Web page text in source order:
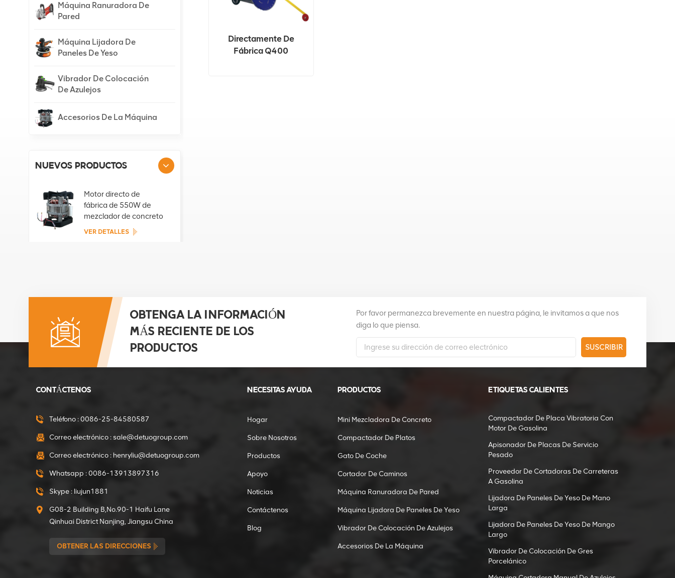
Directamente De
Fábrica Q400
Máquina Ranuradora De
Pared
Máquina Lijadora De
Paneles De Yeso
Vibrador De Colocación
De Azulejos
Accesorios De La Máquina
NUEVOS PRODUCTOS
Motor directo de
fábrica de 550W de
mezclador de concreto
portátil
VER DETALLES
portátil
VER DETALLES
Motor directo de
fábrica de 850W de
mezclador de concreto
portátil
VER DETALLES
de mini hormigonera
VER DETALLES
Directo de fábrica
engranajes de mini
VER DETALLES
Embragues de 15 mm
de diámetro interior
OBTENGA LA INFORMACIÓN
MÁS RECIENTE DE LOS
PRODUCTOS
Por favor permanezca brevemente en nuestra página, le invitamos a que nos
diga lo que piensa.
SUSCRIBIR
CONTÁCTENOS
Teléfono :0086-25-84580587
Correo electrónico :sale@detuogroup.com
Correo electrónico : henryliu@detuogroup.com
Whatsapp :0086-13913897316
Skype : liujun1881
G08-2 Building B,No.90-1 Haifu Lane
Qinhuai District Nanjing, Jiangsu China
OBTENER LAS DIRECCIONES
NECESITAS AYUDA
Hogar
Sobre Nosotros
Productos
Apoyo
Noticias
Contáctenos
Blog
PRODUCTOS
Mini Mezcladora De Concreto
Compactador De Platos
Gato De Coche
Cortador De Caminos
Máquina Ranuradora De Pared
Máquina Lijadora De Paneles De Yeso
Vibrador De Colocación De Azulejos
Accesorios De La Máquina
ETIQUETAS CALIENTES
Compactador De Placa Vibratoria Con
Motor De Gasolina
Apisonador De Placas De Servicio
Pesado
Proveedor De Cortadoras De Carreteras
A Gasolina
Lijadora De Paneles De Yeso De Mano
Larga
Lijadora De Paneles De Yeso De Mango
Largo
Vibrador De Colocación De Gres
Porcelánico